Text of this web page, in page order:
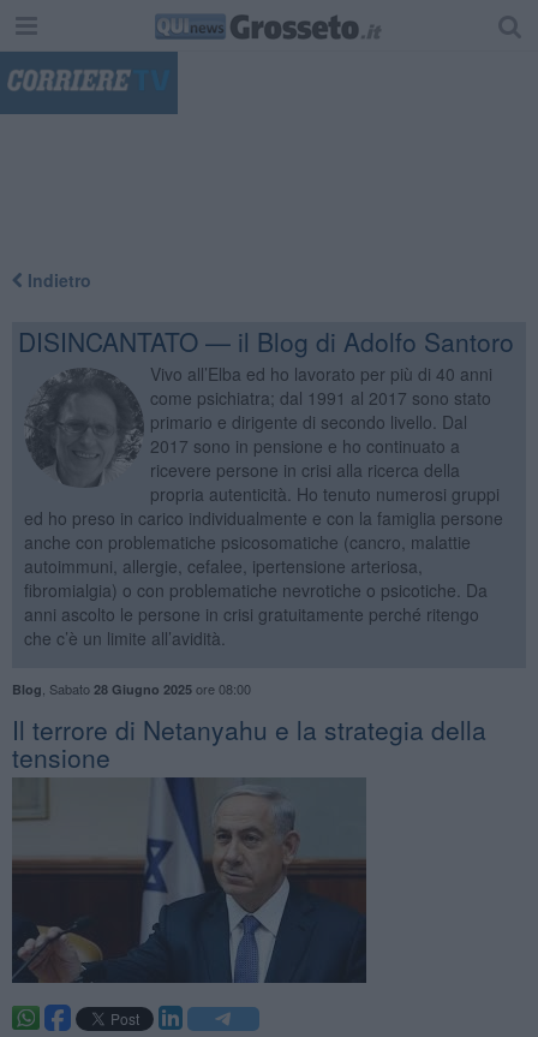
Indietro
DISINCANTATO — il Blog di Adolfo Santoro
Vivo all’Elba ed ho lavorato per più di 40 anni
come psichiatra; dal 1991 al 2017 sono stato
primario e dirigente di secondo livello. Dal
2017 sono in pensione e ho continuato a
ricevere persone in crisi alla ricerca della
propria autenticità. Ho tenuto numerosi gruppi
ed ho preso in carico individualmente e con la famiglia persone
anche con problematiche psicosomatiche (cancro, malattie
autoimmuni, allergie, cefalee, ipertensione arteriosa,
fibromialgia) o con problematiche nevrotiche o psicotiche. Da
anni ascolto le persone in crisi gratuitamente perché ritengo
che c’è un limite all’avidità.
Blog Sabato 28 Giugno 2025ore 08:00
​Il terrore di Netanyahu e la strategia della
tensione